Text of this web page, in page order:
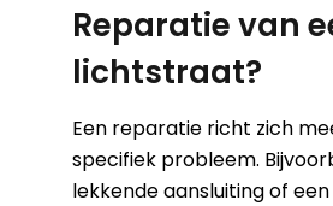
Reparatie van
lichtstraat?
Een reparatie richt zich
specifiek probleem.
lekkende aansluiting of